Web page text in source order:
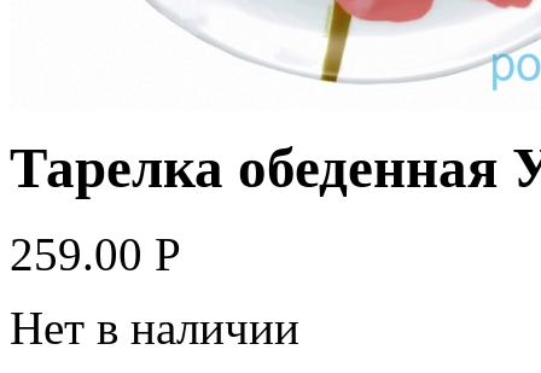
Тарелка
259.00 Р
Нет в наличии